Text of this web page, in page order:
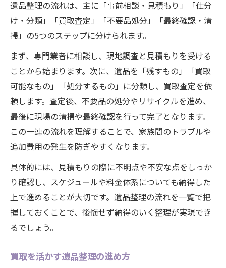
買取サービスの選び方と比較ポイント
残すべき遺品と仕分けのコツ解説
捨ててはいけない遺品の見分け方
遺品整理で残すものの優先順位
仕分け作業の手順を分かりやすく表で紹介
形見分けと処分のタイミング
遺品整理で迷いやすいケース別対策
トラブル回避に役立つ整理の知恵
遺品整理でよくあるトラブル事例集
追加費用を防ぐための注意点
業者とのやり取りで押さえるべき点
遺品整理前に確認したい書類一覧
相続や権利関係のトラブル対策
遺品整理の流れは、主に「事前相談・見積もり」「仕分
け・分類」「買取査定」「不要品処分」「最終確認・清
掃」の5つのステップに分けられます。
まず、専門業者に相談し、現地調査と見積もりを受ける
ことから始まります。次に、遺品を「残すもの」「買取
可能なもの」「処分するもの」に分類し、買取査定を依
頼します。査定後、不要品の処分やリサイクルを進め、
最後に現場の清掃や最終確認を行って完了となります。
この一連の流れを理解することで、家族間のトラブルや
追加費用の発生を防ぎやすくなります。
具体的には、見積もりの際に不明点や不安な点をしっか
り確認し、スケジュールや料金体系についても納得した
上で進めることが大切です。遺品整理の流れを一覧で把
握しておくことで、後悔せず納得のいく整理が実現でき
るでしょう。
買取を活かす遺品整理の進め方